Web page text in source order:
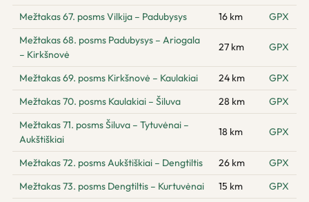
Mežtakas 67. posms Vilkija – Padubysys
16 km
GPX
Mežtakas 68. posms Padubysys – Ariogala
– Kirkšnovė
27 km GPX
Mežtakas 69. posms Kirkšnovė – Kaulakiai 24 km
GPX
Mežtakas 70. posms Kaulakiai – Šiluva
28 km
GPX
Mežtakas 71. posms Šiluva – Tytuvėnai –
Aukštiškiai
18 km GPX
Mežtakas 72. posms Aukštiškiai – Dengtiltis 26 km
GPX
Mežtakas 73. posms Dengtiltis – Kurtuvėnai
15 km
GPX